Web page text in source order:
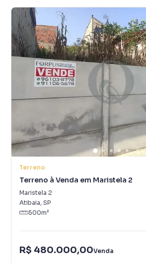
Terreno
Terreno à Venda em Maristela 2
Maristela 2
Atibaia, SP
500m²
R$ 480.000,00Venda